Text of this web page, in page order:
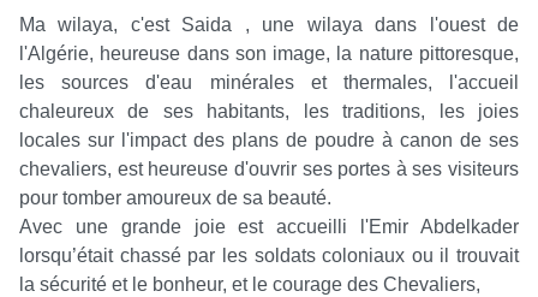
Ma wilaya, c'est Saida , une wilaya dans l'ouest de
l'Algérie, heureuse dans son image, la nature pittoresque,
les sources d'eau minérales et thermales, l'accueil
chaleureux de ses habitants, les traditions, les joies
locales sur l'impact des plans de poudre à canon de ses
chevaliers, est heureuse d'ouvrir ses portes à ses visiteurs
pour tomber amoureux de sa beauté.
Avec une grande joie est accueilli l'Emir Abdelkader
lorsqu’était chassé par les soldats coloniaux ou il trouvait
la sécurité et le bonheur, et le courage des Chevaliers,